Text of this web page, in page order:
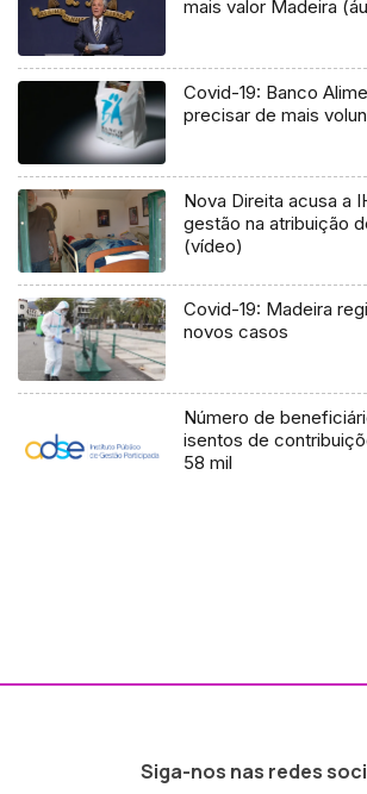
mais valor Madeira
Covid-19: Banco
precisar de mais
Nova Direita acusa a
gestão na atribuição
(vídeo)
Covid-19: Madeira
novos casos
Número de
isentos de
58 mil
Siga-nos nas redes